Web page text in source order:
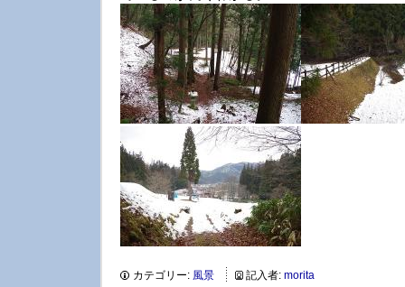
カテゴリー: 風景 記入者: morita